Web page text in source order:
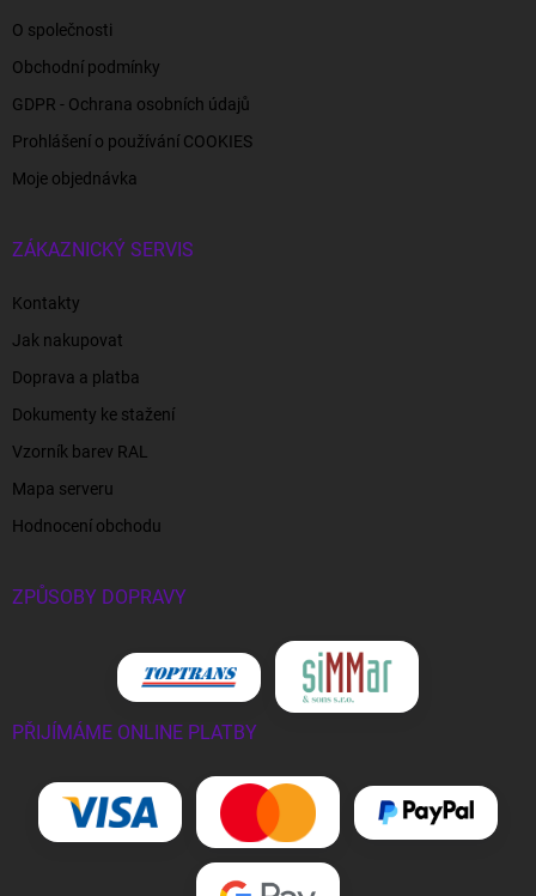
O společnosti
Obchodní podmínky
GDPR - Ochrana osobních údajů
Prohlášení o používání COOKIES
Moje objednávka
ZÁKAZNICKÝ SERVIS
Kontakty
Jak nakupovat
Doprava a platba
Dokumenty ke stažení
Vzorník barev RAL
Mapa serveru
Hodnocení obchodu
ZPŮSOBY DOPRAVY
PŘIJÍMÁME ONLINE PLATBY